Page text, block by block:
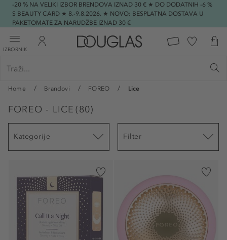
-20 % NA VELIKI IZBOR BRENDOVA IZNAD 30 € ★ DO DODATNIH -6 %
S BEAUTY CARD ★ 8.-9.8.2026. ★ NOVO: BESPLATNA DOSTAVA U
PAKETOMATE ZA NARUDŽBE IZNAD 30 €
IZBORNIK
Home Brandovi FOREO Lice
FOREO - LICE (80)
Kategorije Filter